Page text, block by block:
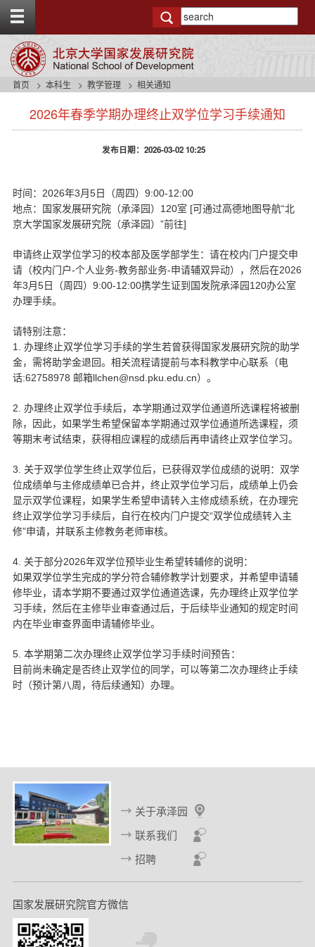
g
t
首页 本科生 教学管理 相关通知
2026年春季学期办理终止双学位学习手续通知
发布日期：2026-03-02 10:25
时间： 2026年3 月 5 日（周四） 9:00-12:00
地点：国家发展研究院（承泽园） 120室 [可通过高德地图导航“北
京大学国家发展研究院（承泽园） ”前往]
申请终止双学位学习的校本部及医学部学生：请在校内门户提交申
请（校内门户-个人业务-教务部业务-申请辅双异动），然后在2026
年3 月 5 日（周四） 9:00-12:00携学生证到国发院承泽园 120办公室
办理手续。
请特别注意：
1. 办理终止双学位学习手续的学生若曾获得国家发展研究院的助学
金，需将助学金退回。相关流程请提前与本科教学中心联系（电
话:62758978 邮箱llchen@nsd.pku.edu.cn）。
2. 办理终止双学位手续后，本学期通过双学位通道所选课程将被删
除，因此，如果学生希望保留本学期通过双学位通道所选课程，须
等期末考试结束，获得相应课程的成绩后再申请终止双学位学习。
3. 关于双学位学生终止双学位后，已获得双学位成绩的说明：双学
位成绩单与主修成绩单已合并，终止双学位学习后，成绩单上仍会
显示双学位课程，如果学生希望申请转入主修成绩系统，在办理完
终止双学位学习手续后，自行在校内门户提交“双学位成绩转入主
修”申请，并联系主修教务老师审核。
4. 关于部分2026年双学位预毕业生希望转辅修的说明：
如果双学位学生完成的学分符合辅修教学计划要求，并希望申请辅
修毕业，请本学期不要通过双学位通道选课，先办理终止双学位学
习手续，然后在主修毕业审查通过后，于后续毕业通知的规定时间
内在毕业审查界面申请辅修毕业。
5. 本学期第二次办理终止双学位学习手续时间预告：
目前尚未确定是否终止双学位的同学，可以等第二次办理终止手续
时（预计第八周，待后续通知）办理。
关于承泽园
联系我们
招聘
国家发展研究院官方微信